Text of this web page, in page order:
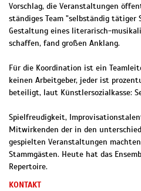
Vorschlag, die Veranstaltungen
ständiges Team "selbständig tätiger
Gestaltung eines literarisch-
schaffen, fand großen Anklang.
Für die Koordination ist ein
keinen Arbeitgeber, jeder ist
beteiligt, laut Künstlersozialkasse:
Spielfreudigkeit,
Mitwirkenden der in den
gespielten Veranstaltungen
Stammgästen. Heute hat das
Repertoire.
KONTAKT